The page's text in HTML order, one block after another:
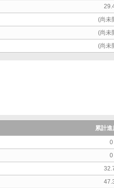
(尚未
(尚未
(尚未
累計
0
0